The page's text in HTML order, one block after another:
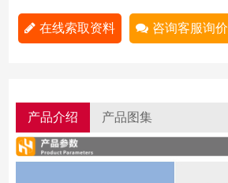
在线索取资料 咨询客服询价
产品介绍 产品图集